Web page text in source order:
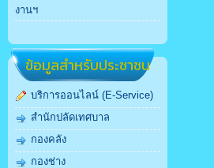
งานฯ
ข้อมูลสำหรับประชาชน
บริการออนไลน์ (E-Service)
สำนักปลัดเทศบาล
กองคลัง
กองช่าง